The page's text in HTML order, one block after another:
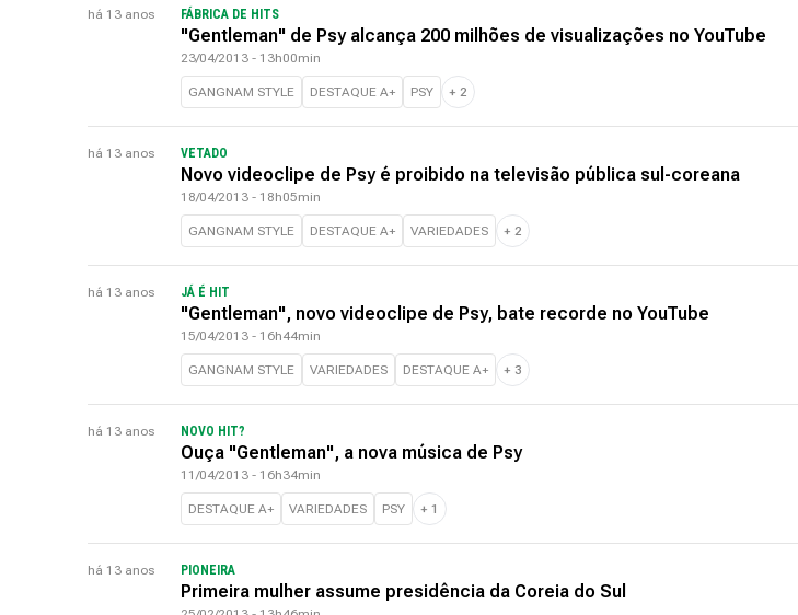
há 13 anos FÁBRICA DE HITS
"Gentleman" de Psy alcança 200 milhões de visualizações no YouTube
23/04/2013 - 13h00min
GANGNAM STYLE DESTAQUE A+ PSY + 2
há 13 anos VETADO
Novo videoclipe de Psy é proibido na televisão pública sul-coreana
18/04/2013 - 18h05min
GANGNAM STYLE DESTAQUE A+ VARIEDADES + 2
há 13 anos JÁ É HIT
"Gentleman", novo videoclipe de Psy, bate recorde no YouTube
15/04/2013 - 16h44min
GANGNAM STYLE VARIEDADES DESTAQUE A+ + 3
há 13 anos NOVO HIT?
Ouça "Gentleman", a nova música de Psy
11/04/2013 - 16h34min
DESTAQUE A+ VARIEDADES PSY + 1
há 13 anos PIONEIRA
Primeira mulher assume presidência da Coreia do Sul